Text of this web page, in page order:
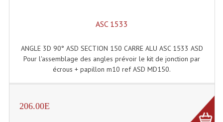
Effets LASERS
Lasers (Effets Volumetriques)
ASC 1533
ANGLE 3D 90° ASD SECTION 150 CARRE ALU ASC 1533 ASD
Pour l'assemblage des angles prévoir le kit de jonction par
écrous + papillon m10 ref ASD MD150.
206.00E